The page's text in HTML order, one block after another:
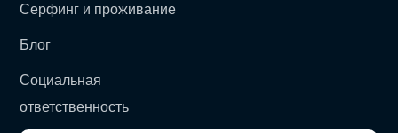
Серфинг и проживание
Блог
Социальная
ответственность